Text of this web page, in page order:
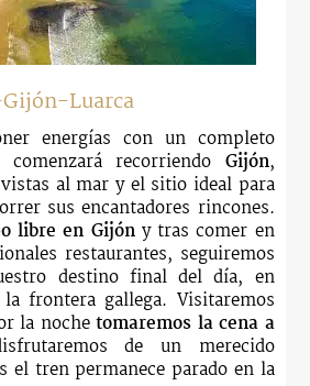
Luarca
energías con un completo
recorriendo Gijón,
al mar y el sitio ideal para
sus encantadores rincones.
libre en Gijóny tras comer en
restaurantes, seguiremos
destino final del día, en
frontera gallega. Visitaremos
la nochetomaremos la cena a
de un merecido
el tren permanece parado en la